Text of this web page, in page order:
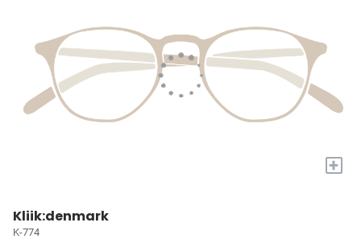
+
Kliik:denmark
K-774